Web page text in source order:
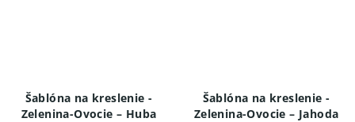
Šablóna na kreslenie -
Zelenina-Ovocie – Huba
Šablóna na kreslenie -
Zelenina-Ovocie – Jahoda